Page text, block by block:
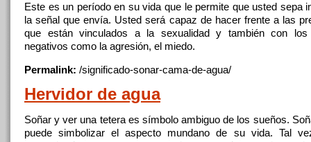
Este es un período en su vida que le permite queusted sepa
la señalque envía. Usted será capaz de hacer frente a las
que están vinculados a la sexualidad y también con los
negativos como la agresión, el miedo.
Permalink: /significado-sonar-cama-de-agua/
Hervidor de agua
Soñar y ver una tetera es símbolo ambiguo de los sueños.
puede simbolizar el aspecto mundano de su vida. Tal